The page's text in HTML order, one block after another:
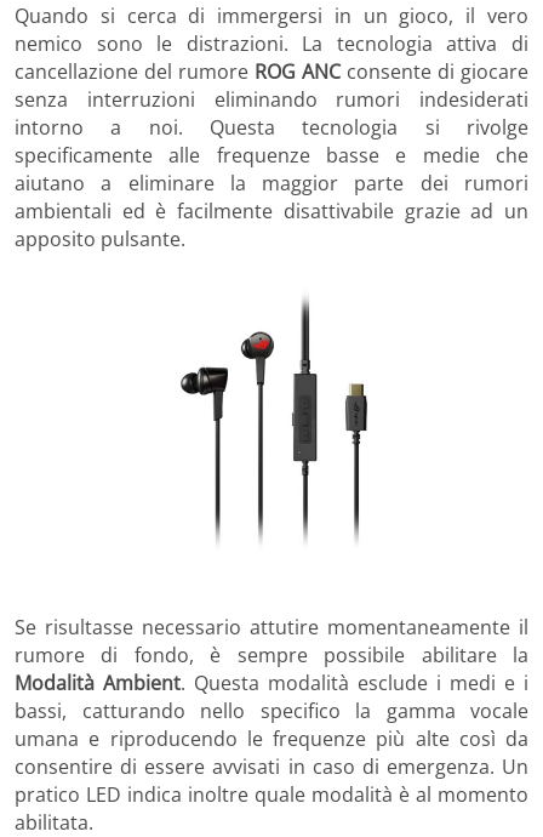
Quando si cerca di immergersi in un gioco, il vero
nemico sono le distrazioni. La tecnologia attiva di
cancellazione del rumore ROG ANCconsente di giocare
senza interruzioni eliminando rumori indesiderati
intorno a noi. Questa tecnologia si rivolge
specificamente alle frequenze basse e medie che
aiutano a eliminare la maggior parte dei rumori
ambientali ed è facilmente disattivabile grazie ad un
apposito pulsante.
Se risultasse necessario attutire momentaneamente il
rumore di fondo, è sempre possibile abilitare la
Modalità Ambient. Questa modalità esclude i medi e i
bassi, catturando nello specifico la gamma vocale
umana e riproducendo le frequenze più alte così da
consentire di essere avvisati in caso di emergenza. Un
pratico LED indica inoltre quale modalità è al momento
abilitata.